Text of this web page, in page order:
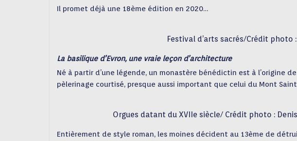
Il promet déjà une 18ème édition en 2020…
Festival d’arts sacrés/Crédit photo
La basilique d’Evron, une vraie leçon d’architecture
Né à partir d’une légende, un monastère bénédictin est à l’origine
pèlerinage courtisé, presque aussi important que celui du Mont
Orgues datant du XVIIe siècle/ Crédit photo :
Entièrement de style roman, les moines décident au 13ème de